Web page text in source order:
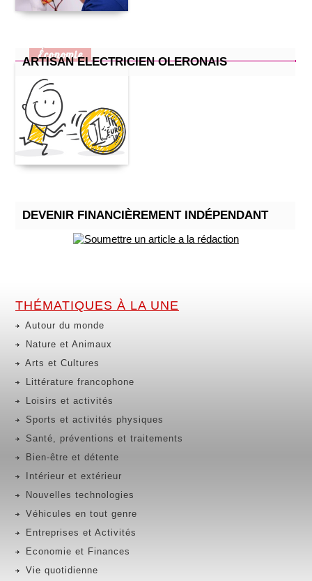
ARTISAN ELECTRICIEN OLERONAIS
Économie
DEVENIR FINANCIÈREMENT INDÉPENDANT
THÉMATIQUES À LA UNE
Autour du monde
Nature et Animaux
Arts et Cultures
Littérature francophone
Loisirs et activités
Sports et activités physiques
Santé, préventions et traitements
Bien-être et détente
Intérieur et extérieur
Nouvelles technologies
Véhicules en tout genre
Entreprises et Activités
Economie et Finances
Vie quotidienne